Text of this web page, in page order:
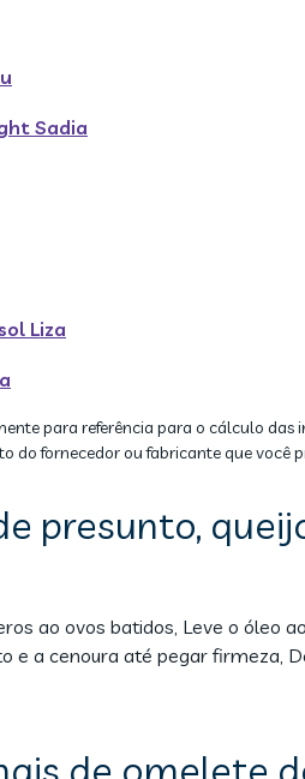
Sadia
Liza
para referência para o cálculo das
do fornecedor ou fabricante que você
presunto,
ao ovos batidos, Leve o óleo
e a cenoura até pegar firmeza,
de omelete